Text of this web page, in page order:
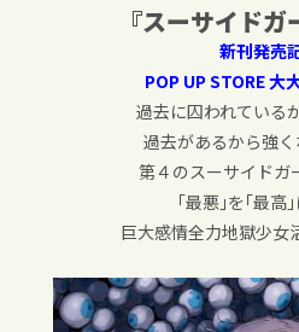
『スーサイドガ
新刊発売
POP UP STORE 大
過去に囚われている
過去があるから強く
第４のスーサイドガ
｢最悪｣を｢最高
巨大感情全力地獄少女